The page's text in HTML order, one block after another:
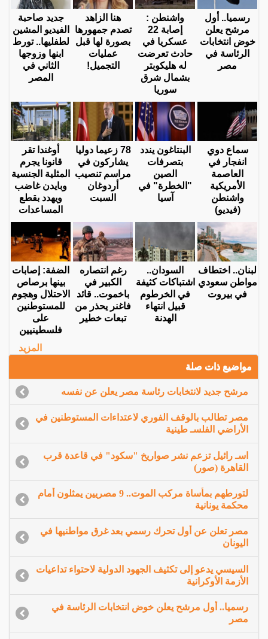
رسميا.. أول
مرشح يعلن
خوض انتخابات
الرئاسة في
مصر
واشنطن :
إصابة 22
عسكريا في
حادث تعرضت
له هليكوبتر
بشمال شرق
سوريا
هنا الزاهد
تصدم جمهورها
بصورة لها قبل
عمليات
التجميل!
جديد صاحبة
الفيديو المشين
لطفليها.. تورط
ابنها وزوجها
الثاني في
المصر
سماع دوي
انفجار في
العاصمة
الأمريكية
واشنطن
(فيديو)
البنتاغون يندد
بتصرفات
الصين
"الخطرة" في
آسيا
78 زعيما دوليا
يشاركون في
مراسم تنصيب
أردوغان
السبت
أوغندا تقر
قانونا يجرم
المثلية الجنسية
وبايدن غاضب
ويهدد بقطع
المساعدات
لبنان.. اختطاف
مواطن سعودي
في بيروت
السودان..
اشتباكات كثيفة
في الخرطوم
قبيل انتهاء
الهدنة
رغم انتصاره
الكبير في
باخموت.. قائد
فاغنر يحذر من
تبعات خطير
الضفة: إصابات
بينها برصاص
الاحتلال وهجوم
للمستوطنين
على
فلسطينيين
المزيد
مواضيع ذات صلة
مرشح جديد لانتخابات رئاسة مصر يعلن عن نفسه
مصر تطالب بالوقف الفوري لاعتداءات المستوطنين في
الأراضي الفلسـ طينية
اسـ رائيل تزعم نشر صواريخ "سكود" في قاعدة قرب
القاهرة (صور)
لتورطهم بمأساة مركب الموت.. 9 مصريين يمثلون أمام
محكمة يونانية
مصر تعلن عن أول تحرك رسمي بعد غرق مواطنيها في
اليونان
السيسي يدعو إلى تكثيف الجهود الدولية لاحتواء تداعيات
الأزمة الأوكرانية
رسميا.. أول مرشح يعلن خوض انتخابات الرئاسة في
مصر